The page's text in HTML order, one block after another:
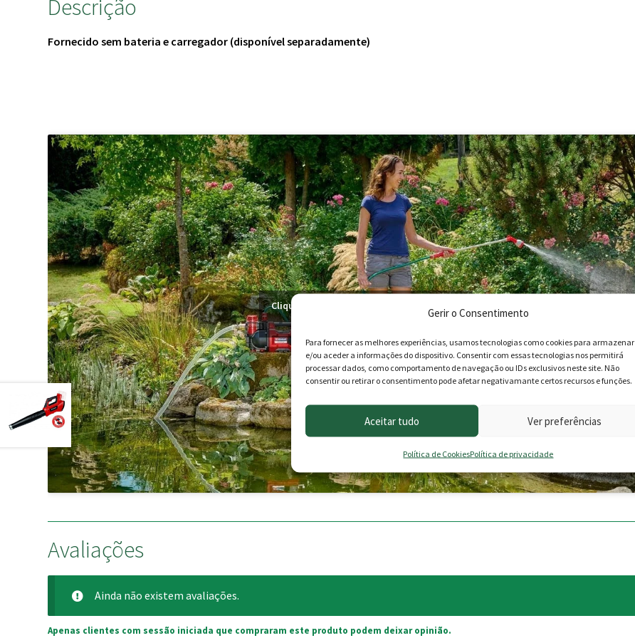
Gerir o Consentimento
Para fornecer as melhores experiências, usamos tecnologias como cookies para armazenar
e/ou aceder a informações do dispositivo. Consentir com essas tecnologias nos permitirá
processar dados, como comportamento de navegação ou IDs exclusivos neste site. Não
consentir ou retirar o consentimento pode afetar negativamante certos recursos e funções.
Aceitar tudo Ver preferências
Política de CookiesPolítica de privacidade
Descrição
Fornecido sem bateria e carregador (disponível separadamente)
Clique para aceitar os cookies marketing e
Avaliações
Ainda não existem avaliações.
Apenas clientes com sessão iniciada que compraram este produto podem deixar opinião.